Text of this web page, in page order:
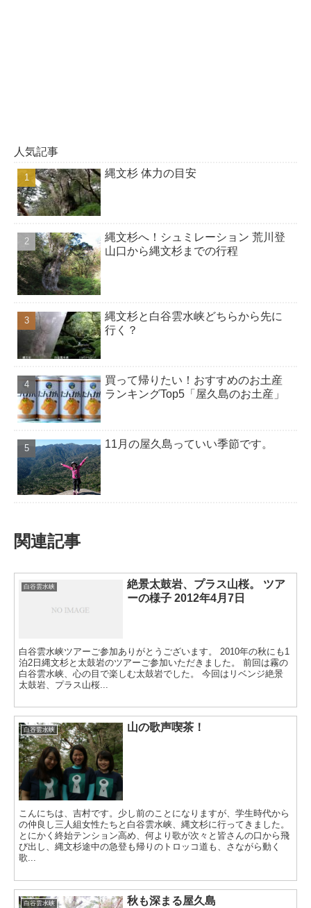
人気記事
縄文杉 体力の目安
縄文杉へ！シュミレーション 荒川登
山口から縄文杉までの行程
縄文杉と白谷雲水峡どちらから先に
行く？
買って帰りたい！おすすめのお土産
ランキングTop5「屋久島のお土産」
11月の屋久島っていい季節です。
関連記事
白谷雲水峡
絶景太鼓岩、プラス山桜。 ツア
ーの様子 2012年4月7日
白谷雲水峡ツアーご参加ありがとうございます。 2010年の秋にも1
泊2日縄文杉と太鼓岩のツアーご参加いただきました。 前回は霧の
白谷雲水峡、心の目で楽しむ太鼓岩でした。 今回はリベンジ絶景
太鼓岩、プラス山桜...
白谷雲水峡 山の歌声喫茶！
こんにちは、吉村です。少し前のことになりますが、学生時代から
の仲良し三人組女性たちと白谷雲水峡、縄文杉に行ってきました。
とにかく終始テンション高め、何より歌が次々と皆さんの口から飛
び出し、縄文杉途中の急登も帰りのトロッコ道も、さながら動く
歌...
白谷雲水峡 秋も深まる屋久島